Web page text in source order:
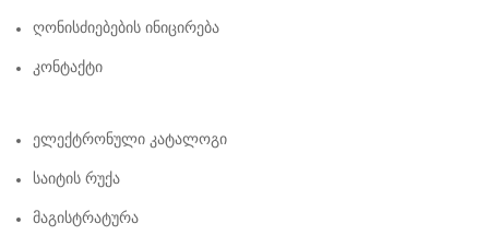
Ღონისძიებების Ინიცირება
Კონტაქტი
Ელექტრონული Კატალოგი
Საიტის Რუქა
Მაგისტრატურა